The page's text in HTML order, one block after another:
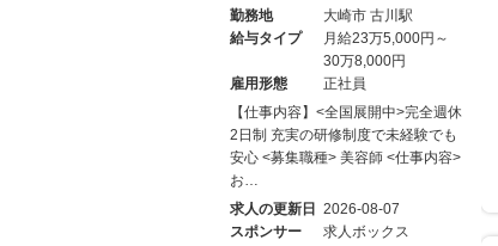
勤務地
大崎市 古川駅
給与タイプ
月給23万5,000円～
30万8,000円
雇用形態
正社員
【仕事内容】<全国展開中>完全週休
2日制 充実の研修制度で未経験でも
安心 <募集職種> 美容師 <仕事内容>
お…
求人の更新日 2026-08-07
スポンサー
求人ボックス